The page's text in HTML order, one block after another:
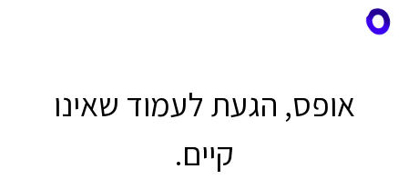
אופס, הגעת לעמוד שאינו
קיים.